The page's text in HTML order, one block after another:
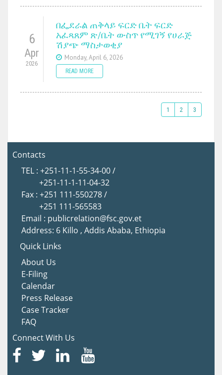
6
Apr
2026
በፌደራል ጠቅላይ ፍርድ ቤት ፍርድ
አፈጻጸም ጽ/ቤት ውስጥ የሚገኝ የሀራጅ
ሽያጭ ማስታወቂያ
Monday, April 6, 2026
READ MORE
1 2 3
Contacts
TEL : +251-11-1-55-34-00 /
+251-11-1-11-04-32
Fax : +251 111-550278 /
+251 111-565583
Email : publicrelation@fsc.gov.et
Address: 6 Killo , Addis Ababa, Ethiopia
Quick Links
About Us
E-Filing
Calendar
Press Release
Case Tracker
FAQ
Connect With Us